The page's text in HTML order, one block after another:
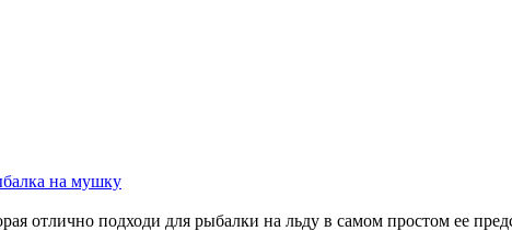
на мушку
отлично подходи для рыбалки на льду в самом простом ее